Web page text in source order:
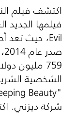
اكتشف فيلم
فيلمها الجديد
Evil، حيث تعد
759 مليون
الشخصية
"
Beauty
شركة ديزني.